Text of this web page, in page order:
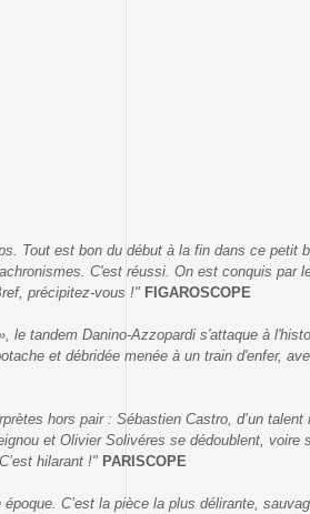
Tout est bon du début à la fin dans ce petit
C'est réussi. On est conquis par
précipitez-vous !" FIGAROSCOPE
tandem Danino-Azzopardi s'attaque à
et débridée menée à un train d'enfer,
hors pair : Sébastien Castro, d’un talent
et Olivier Solivéres se dédoublent, voire
hilarant !" PARISCOPE
C’est la pièce la plus délirante,